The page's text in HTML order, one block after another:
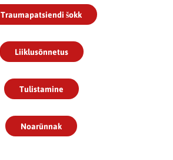
Traumapatsiendi šokk
Liiklusõnnetus
Tulistamine
Noarünnak